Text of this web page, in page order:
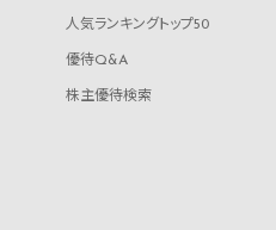
人気ランキングトップ50
優待Q&A
株主優待検索